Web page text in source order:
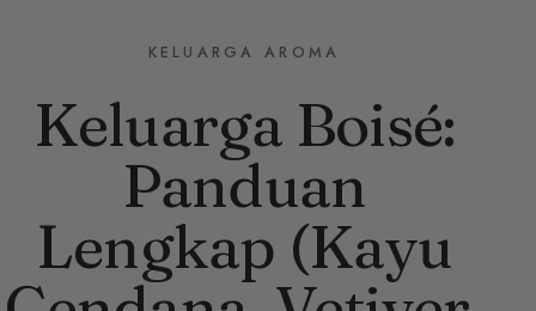
KELUARGA AROMA
Keluarga Boisé:
Panduan
Lengkap (Kayu